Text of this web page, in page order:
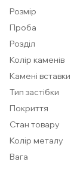
Розмір
Проба
Розділ
Колір каменів
Камені вставки
Тип застібки
Покриття
Стан товару
Колір металу
Вага